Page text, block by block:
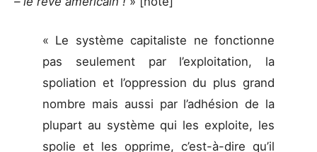
« Le système capitaliste ne fonctionne
pas seulement par l’exploitation, la
spoliation et l’oppression du plus grand
nombre mais aussi par l’adhésion de la
plupart au système qui les exploite, les
spolie et les opprime, c’est-à-dire qu’il